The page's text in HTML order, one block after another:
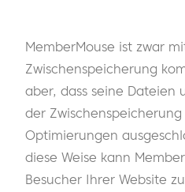
MemberMouse ist zwar
Zwischenspeicherung
aber, dass seine Dateien
der
Optimierungen
diese Weise kann
Besucher Ihrer Website